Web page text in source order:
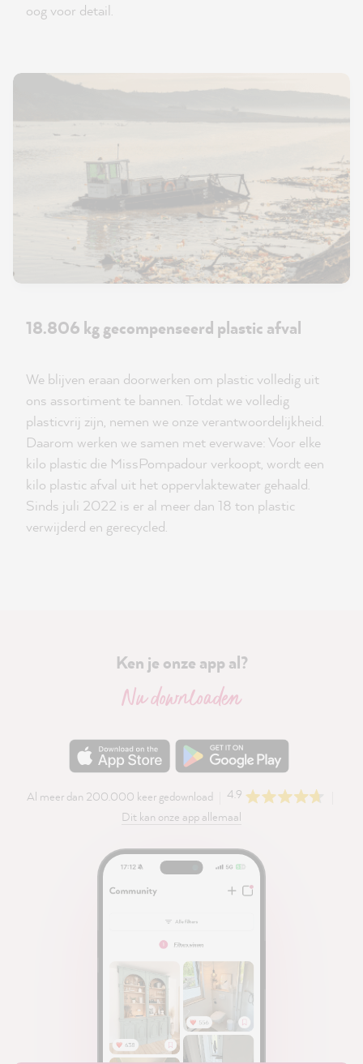
oog voor detail.
18.806 kg gecompenseerd plastic afval
We blijven eraan doorwerken om plastic volledig uit
ons assortiment te bannen. Totdat we volledig
plasticvrij zijn, nemen we onze verantwoordelijkheid.
Daarom werken we samen met everwave: Voor elke
kilo plastic die MissPompadour verkoopt, wordt een
kilo plastic afval uit het oppervlaktewater gehaald.
Sinds juli 2022 is er al meer dan 18 ton plastic
verwijderd en gerecycled.
Ken je onze app al?
Nu downloaden
Al meer dan 200.000 keer gedownload
4.9
Dit kan onze app allemaal